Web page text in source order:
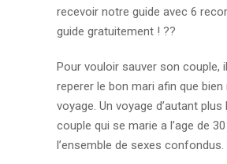
recevoir notre guide avec 6
guide gratuitement ! ??
Pour vouloir sauver son couple,
reperer le bon mari afin que
voyage. Un voyage d’autant
couple qui se marie a l’age de
l’ensemble de sexes